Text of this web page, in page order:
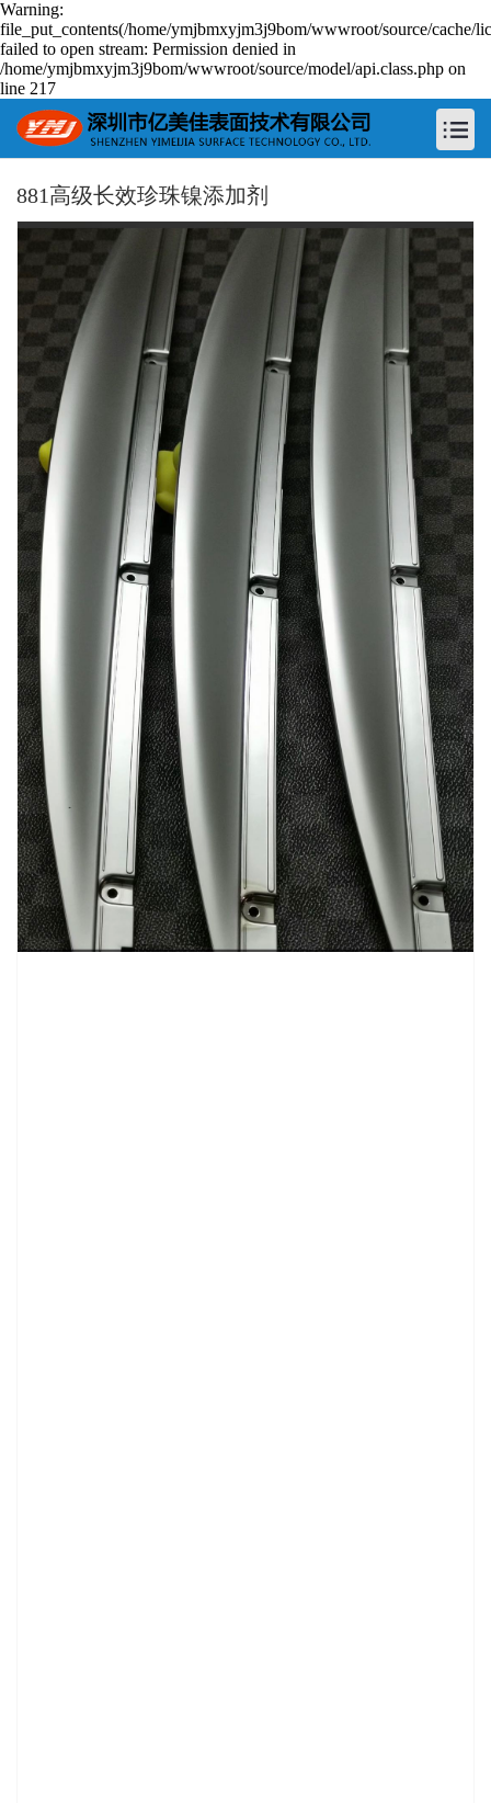
Warning:
file_put_contents(/home/ymjbmxyjm3j9bom/wwwroot/source/cache/
failed to open stream: Permission denied in
/home/ymjbmxyjm3j9bom/wwwroot/source/model/api.class.php on
line 217
881高级长效珍珠镍添加剂